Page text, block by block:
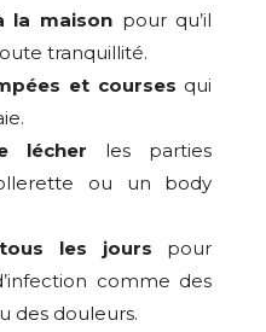
la maisonpour qu’il
tranquillité.
et courses qui
lécher les parties
ou un body
les jours pour
comme des
des douleurs.